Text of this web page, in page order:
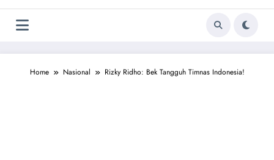
Home Nasional Rizky Ridho: Bek Tangguh Timnas Indonesia!